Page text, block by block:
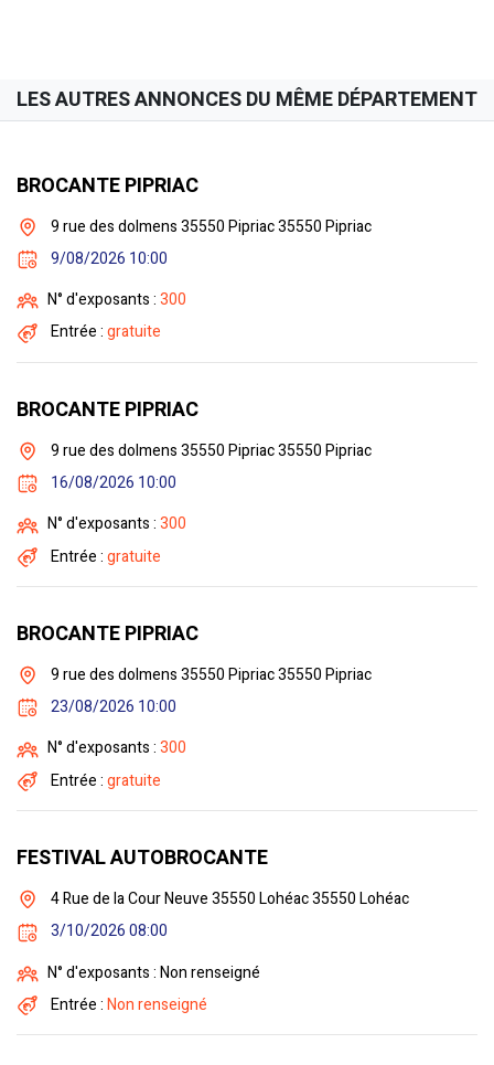
LES AUTRES ANNONCES DU MÊME DÉPARTEMENT
BROCANTE PIPRIAC
9 rue des dolmens 35550 Pipriac 35550 Pipriac
9/08/2026 10:00
N° d'exposants :300
Entrée :gratuite
BROCANTE PIPRIAC
9 rue des dolmens 35550 Pipriac 35550 Pipriac
16/08/2026 10:00
N° d'exposants :300
Entrée :gratuite
BROCANTE PIPRIAC
9 rue des dolmens 35550 Pipriac 35550 Pipriac
23/08/2026 10:00
N° d'exposants :300
Entrée :gratuite
FESTIVAL AUTOBROCANTE
4 Rue de la Cour Neuve 35550 Lohéac 35550 Lohéac
3/10/2026 08:00
N° d'exposants : Non renseigné
Entrée :Non renseigné